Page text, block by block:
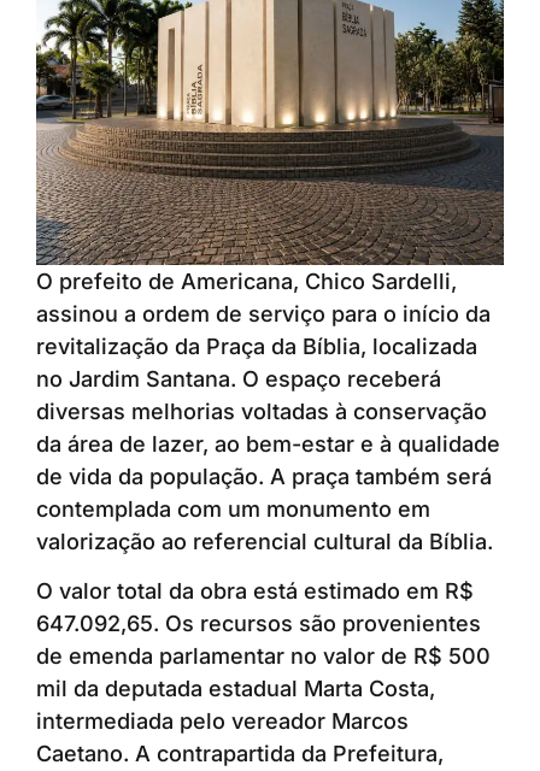
O prefeito de Americana, Chico Sardelli,
assinou a ordem de serviço para o início da
revitalização da Praça da Bíblia, localizada
no Jardim Santana. O espaço receberá
diversas melhorias voltadas à conservação
da área de lazer, ao bem-estar e à qualidade
de vida da população. A praça também será
contemplada com um monumento em
valorização ao referencial cultural da Bíblia.
O valor total da obra está estimado em R$
647.092,65. Os recursos são provenientes
de emenda parlamentar no valor de R$ 500
mil da deputada estadual Marta Costa,
intermediada pelo vereador Marcos
Caetano. A contrapartida da Prefeitura,